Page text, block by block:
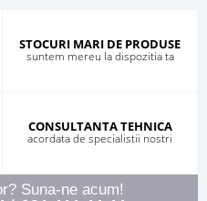
STOCURI MARI DE PRODUSE
suntem mereu la dispozitia ta
CONSULTANTA TEHNICA
acordata de specialistii nostri
Suna-ne acum!